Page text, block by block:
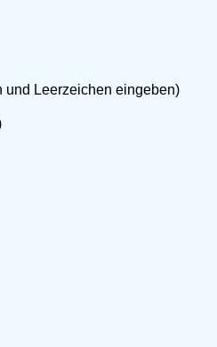
und Leerzeichen eingeben)